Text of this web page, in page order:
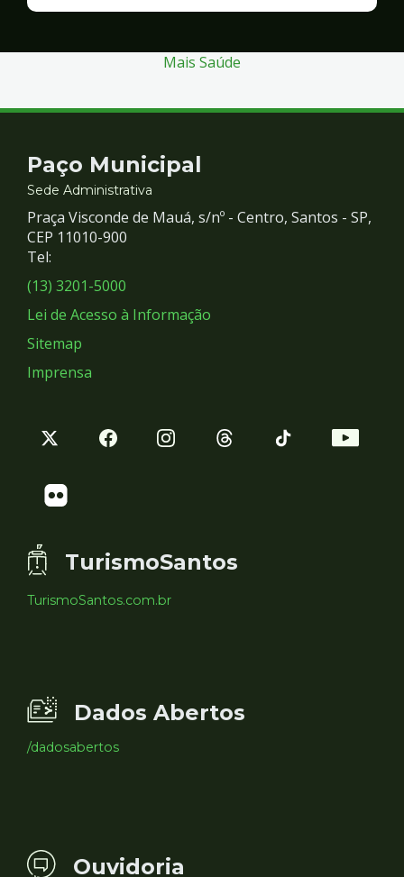
Mais Saúde
Contato
e
Redes
Sociais
Paço Municipal
Sede Administrativa
Praça Visconde de Mauá, s/nº - Centro, Santos - SP,
CEP 11010-900
Tel:
(13) 3201-5000
Lei de Acesso à Informação
Sitemap
Imprensa
TurismoSantos
TurismoSantos.com.br
Dados Abertos
/dadosabertos
Ouvidoria